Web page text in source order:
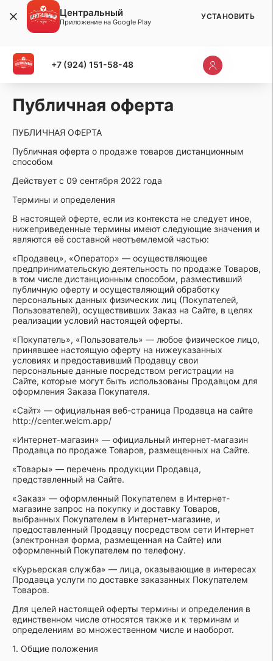
+7 (924) 151-58-48
Публичная оферта
ПУБЛИЧНАЯ ОФЕРТА
Публичная оферта о продаже товаров дистанционным
способом
Действует с 09 сентября 2022 года
Термины и определения
В настоящей оферте, если из контекста не следует иное,
нижеприведенные термины имеют следующие значения и
являются её составной неотъемлемой частью:
«Продавец», «Оператор» — осуществляющее
предпринимательскую деятельность по продаже Товаров,
в том числе дистанционным способом, разместивший
публичную оферту и осуществляющий обработку
персональных данных физических лиц (Покупателей,
Пользователей), осуществивших Заказ на Сайте, в целях
реализации условий настоящей оферты.
«Покупатель», «Пользователь» — любое физическое лицо,
принявшее настоящую оферту на нижеуказанных
условиях и предоставивший Продавцу свои
персональные данные посредством регистрации на
Сайте, которые могут быть использованы Продавцом для
оформления Заказа Покупателя.
«Сайт» — официальная веб-страница Продавца на сайте
http://center.welcm.app/
«Интернет-магазин» — официальный интернет-магазин
Продавца по продаже Товаров, размещенных на Сайте.
«Товары» — перечень продукции Продавца,
представленный на Сайте.
«Заказ» — оформленный Покупателем в Интернет-
магазине запрос на покупку и доставку Товаров,
выбранных Покупателем в Интернет-магазине, и
предоставленный Продавцу посредством сети Интернет
(электронная форма, размещенная на Сайте) или
оформленный Покупателем по телефону.
«Курьерская служба» — лица, оказывающие в интересах
Продавца услуги по доставке заказанных Покупателем
Товаров.
Для целей настоящей оферты термины и определения в
единственном числе относятся также и к терминам и
определениям во множественном числе и наоборот.
1. Общие положения
Центральный
Приложение на Google Play
УСТАНОВИТЬ